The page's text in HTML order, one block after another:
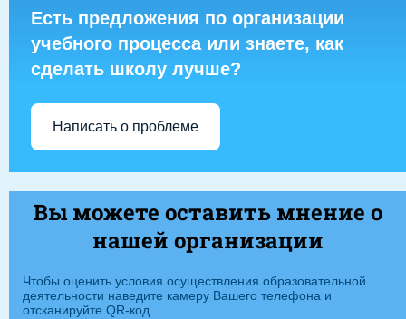
Есть предложения по организации
учебного процесса или знаете, как
сделать школу лучше?
Написать о проблеме
Вы можете оставить мнение о
нашей организации
Чтобы оценить условия осуществления образовательной
деятельности наведите камеру Вашего телефона и
отсканируйте QR-код.